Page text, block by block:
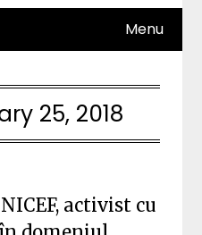
Menu
25, 2018
activist cu